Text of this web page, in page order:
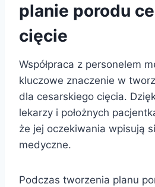
planie porodu
cięcie
Współpraca z personelem
kluczowe znaczenie w
dla cesarskiego cięcia.
lekarzy i położnych
że jej oczekiwania wpisują
medyczne.
Podczas tworzenia planu